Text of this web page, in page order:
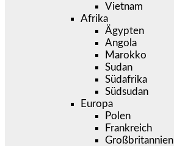
Vietnam
Afrika
Ägypten
Angola
Marokko
Sudan
Südafrika
Südsudan
Europa
Polen
Frankreich
Großbritannien